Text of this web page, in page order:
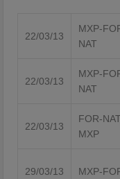
22/03/13
MXP-
NAT
22/03/13
MXP-
NAT
22/03/13
FOR-
MXP
29/03/13 MXP-